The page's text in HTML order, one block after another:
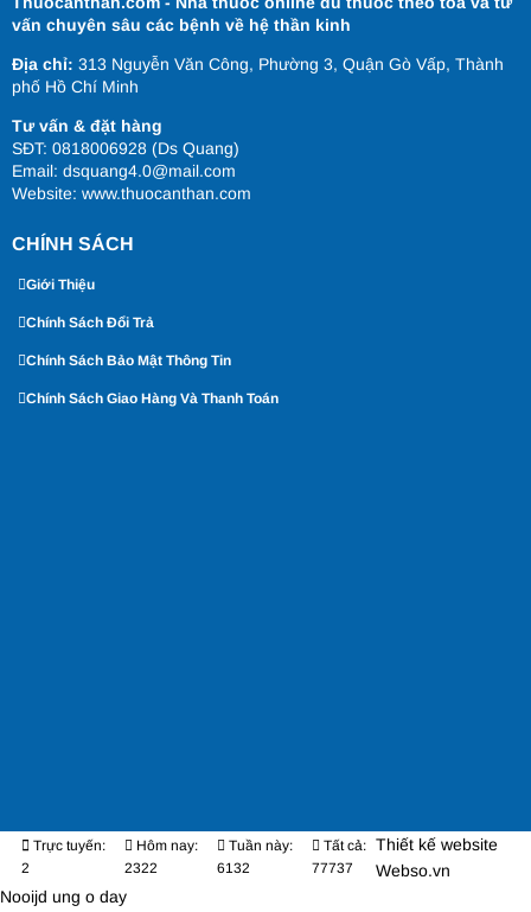
vấn chuyên sâu các bệnh về hệ thần kinh
Địa chỉ: 313 Nguyễn Văn Công, Phường 3, Quận Gò Vấp, Thành
phố Hồ Chí Minh
Tư vấn & đặt hàng
SĐT: 0818006928 (Ds Quang)
Email: dsquang4.0@mail.com
Website: www.thuocanthan.com
CHÍNH SÁCH
Giới Thiệu
Chính Sách Đổi Trả
Chính Sách Bảo Mật Thông Tin
Chính Sách Giao Hàng Và Thanh Toán
Trực tuyến:
2
Hôm nay:
2322
Tuần này:
6132
Tất cả:
77737
Thiết kế website
Webso.vn
Nooijd ung o day